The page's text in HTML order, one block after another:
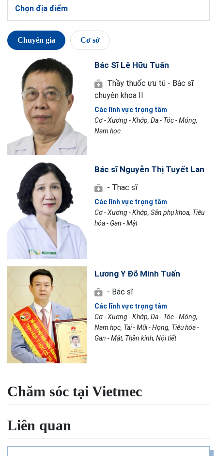
Chọn địa điểm
Chuyên gia Cơ sở
Bác Sĩ Lê Hữu Tuấn
Thầy thuốc ưu tú - Bác sĩ
chuyên khoa II
Các lĩnh vực trọng tâm
Cơ - Xương - Khớp, Da - Tóc - Móng,
Nam học
Bác sĩ Nguyễn Thị Tuyết Lan
- Thạc sĩ
Các lĩnh vực trọng tâm
Cơ - Xương - Khớp, Sản phụ khoa, Tiêu
hóa - Gan - Mật
Lương Y Đỗ Minh Tuấn
- Bác sĩ
Các lĩnh vực trọng tâm
Cơ - Xương - Khớp, Da - Tóc - Móng,
Nam học, Tai - Mũi - Họng, Tiêu hóa -
Gan - Mật, Thần kinh, Nội tiết
Chăm sóc tại Vietmec
Liên quan